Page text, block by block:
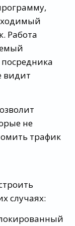
Работа
видит
не
трафик
случаях: